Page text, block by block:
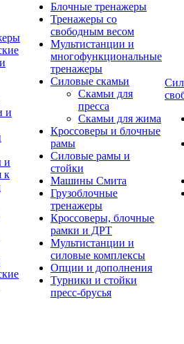
и
и
к
Блочные тренажеры
Тренажеры со
свободным весом
Мультистанции и
многофункциональные
тренажеры
Силовые скамьи
Скамьи для
пресса
Скамьи для жима
Кроссоверы и блочные
рамы
Силовые рамы и
стойки
Машины Смита
Грузоблочные
тренажеры
Кроссоверы, блочные
рамки и ДРТ
Мультистанции и
силовые комплексы
Опции и дополнения
Турники и стойки
пресс-брусья